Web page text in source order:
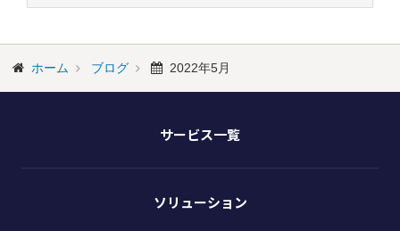
ホーム ブログ 2022年5月
サービス一覧
ソリューション